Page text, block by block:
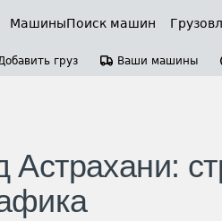
МашиныПоиск машин
груз Ваши машины